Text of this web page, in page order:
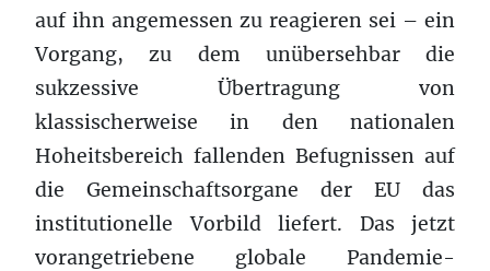
auf ihn angemessen zu reagieren sei – ein
Vorgang, zu dem unübersehbar die
sukzessive Übertragung von
klassischerweise in den nationalen
Hoheitsbereich fallenden Befugnissen auf
die Gemeinschaftsorgane der EU das
institutionelle Vorbild liefert. Das jetzt
vorangetriebene globale Pandemie-